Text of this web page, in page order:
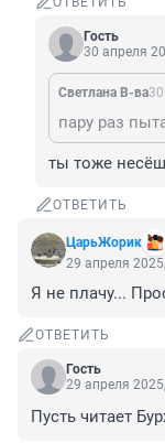
Гость
30 апреля
Светлана В-ва
ты тоже
ОТВЕТИТЬ
ЦарьЖорик
29 апреля
Я не плачу...
ОТВЕТИТЬ
Гость
29 апреля
Пусть читает